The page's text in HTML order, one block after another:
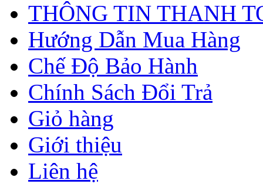
THÔNG TIN THANH
Hướng Dẫn Mua Hàng
Chế Độ Bảo Hành
Chính Sách Đổi Trả
Giỏ hàng
Giới thiệu
Liên hệ